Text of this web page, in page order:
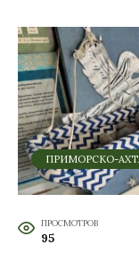
ПРИМОРСКО-
ПРОСМОТРОВ
95